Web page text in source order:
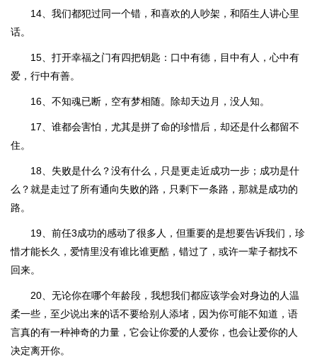
14、我们都犯过同一个错，和喜欢的人吵架，和陌生人讲心里
话。
15、打开幸福之门有四把钥匙：口中有德，目中有人，心中有
爱，行中有善。
16、不知魂已断，空有梦相随。除却天边月，没人知。
17、谁都会害怕，尤其是拼了命的珍惜后，却还是什么都留不
住。
18、失败是什么？没有什么，只是更走近成功一步；成功是什
么？就是走过了所有通向失败的路，只剩下一条路，那就是成功的
路。
19、前任3成功的感动了很多人，但重要的是想要告诉我们，珍
惜才能长久，爱情里没有谁比谁更酷，错过了，或许一辈子都找不
回来。
20、无论你在哪个年龄段，我想我们都应该学会对身边的人温
柔一些，至少说出来的话不要给别人添堵，因为你可能不知道，语
言真的有一种神奇的力量，它会让你爱的人爱你，也会让爱你的人
决定离开你。